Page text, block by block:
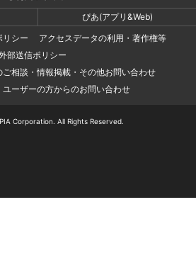
ぴあ(アプリ&Web)
リシー
アクセスデータの利用・著作権等
部送信ポリシー
相談・情報掲載・その他お問い合わせ
ーザーの方からのお問い合わせ
Corporation. All Rights Reserved.